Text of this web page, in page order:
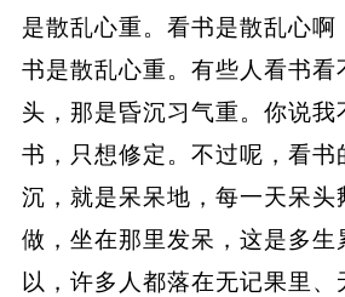
是散乱心重。看书是散乱心啊
书是散乱心重。有些人看书看
头，那是昏沉习气重。你说我
书，只想修定。不过呢，看书
沉，就是呆呆地，每一天呆头
做，坐在那里发呆，这是多生
以，许多人都落在无记果里